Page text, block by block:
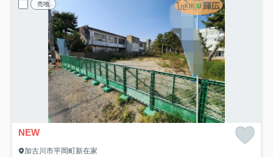
売地
NEW
加古川市平岡町新在家